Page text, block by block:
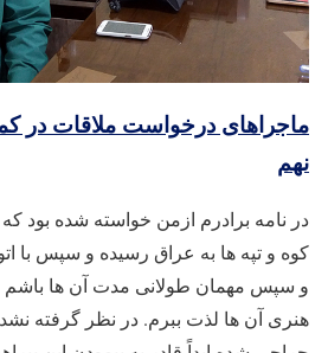
ماجراهای درخواست ملاقات
نهم
در نامه برادرم ازمن خواسته شده بود
کوه و تپه ها به عراق رسیده و سپس با
و سپس مهمان طولانی مدت آن ها باشم
هنری آن ها لذت ببرم. در نظر گرفته